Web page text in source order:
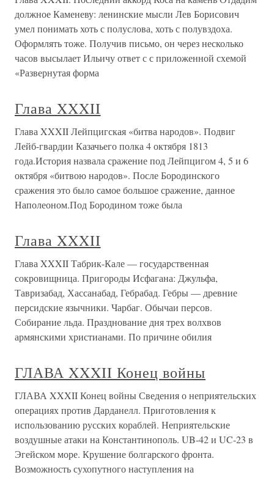
должное Каменеву: ленинские мысли Лев Борисович
умел понимать хоть с полуслова, хоть с полувздоха.
Оформлять тоже. Получив письмо, он через несколько
часов высылает Ильичу ответ с с приложенной схемой
«Развернутая форма
Глава XXXII
Глава XXXII Лейпцигская «битва народов». Подвиг
Лейб-гвардии Казачьего полка 4 октября 1813
года.История назвала сражение под Лейпцигом 4, 5 и 6
октября «битвою народов». После Бородинского
сражения это было самое большое сражение, данное
Наполеоном.Под Бородином тоже была
Глава XXXII
Глава XXXII Табрик-Кале — государственная
сокровищница. Пригороды Исфагана: Джульфа,
Тавризабад, Хассанабад, Гебрабад. Гебры — древние
персидские язычники. Чарбаг. Обычаи персов.
Собирание льда. Празднование дня трех волхвов
армянскими христианами. По причине обилия
ГЛАВА XXXII Конец войны
ГЛАВА XXXII Конец войны Сведения о неприятельских
операциях против Дарданелл. Приготовления к
использованию русских кораблей. Неприятельские
воздушные атаки на Константинополь. UB-42 и UC-23 в
Эгейском море. Крушение болгарского фронта.
Возможность сухопутного наступления на